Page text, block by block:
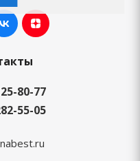
80-77
55-05